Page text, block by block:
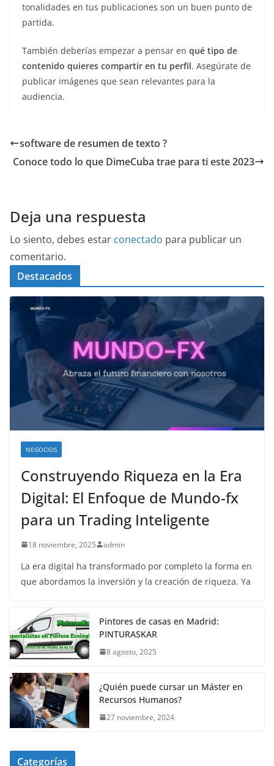
tonalidades en tus publicaciones son un buen punto de
partida.
También deberías empezar a pensar en qué tipo de
contenido quieres compartir en tu perfil. Asegúrate de
publicar imágenes que sean relevantes para la
audiencia.
software de resumen de texto ?
Conoce todo lo que DimeCuba trae para ti este 2023
Deja una respuesta
Lo siento, debes estar conectado para publicar un
comentario.
Destacados
NEGOCIOS
Construyendo Riqueza en la Era
Digital: El Enfoque de Mundo-fx
para un Trading Inteligente
18 noviembre, 2025 admin
La era digital ha transformado por completo la forma en
que abordamos la inversión y la creación de riqueza. Ya
Pintores de casas en Madrid:
PINTURASKAR
8 agosto, 2025
¿Quién puede cursar un Máster en
Recursos Humanos?
27 noviembre, 2024
Categorías